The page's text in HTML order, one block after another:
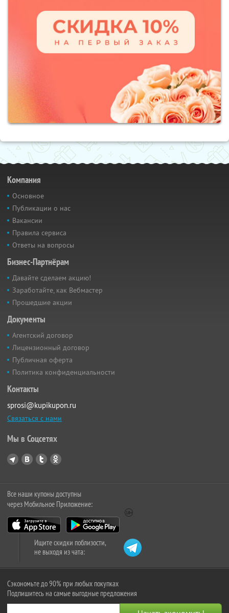
Компания
Основное
Публикации о нас
Вакансии
Правила сервиса
Ответы на вопросы
Бизнес-Партнёрам
Давайте сделаем акцию!
Заработайте, как Вебмастер
Прошедшие акции
Документы
Агентский договор
Лицензионный договор
Публичная оферта
Политика конфиденциальности
Контакты
sprosi@kupikupon.ru
Связаться с нами
Мы в Соцсетях
Все наши купоны доступны
через Мобильное Приложение:
Ищите скидки поблизости,
не выходя из чата:
Сэкономьте до 90% при любых покупках
Подпишитесь на самые выгодные предложения